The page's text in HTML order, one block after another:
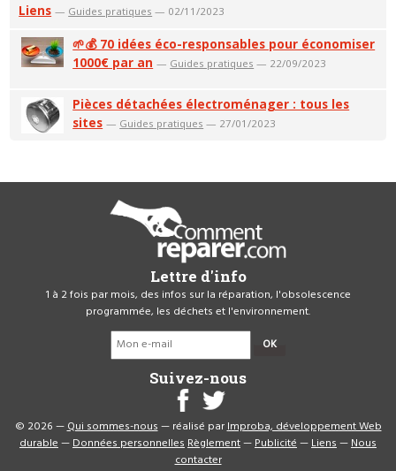
Liens — Guides pratiques — 02/11/2023
🌱💰 70 idées éco-responsables pour économiser
1000€ par an — Guides pratiques — 22/09/2023
Pièces détachées électroménager : tous les
sites — Guides pratiques — 27/01/2023
Lettre d'info
1 à 2 fois par mois, des infos sur la réparation, l'obsolescence
programmée, les déchets et l'environnement.
OK
Suivez-nous
© 2026 —Qui sommes-nous— réalisé parImproba, développement Web
durable—Données personnellesRèglement—Publicité—Liens—Nous
contacter